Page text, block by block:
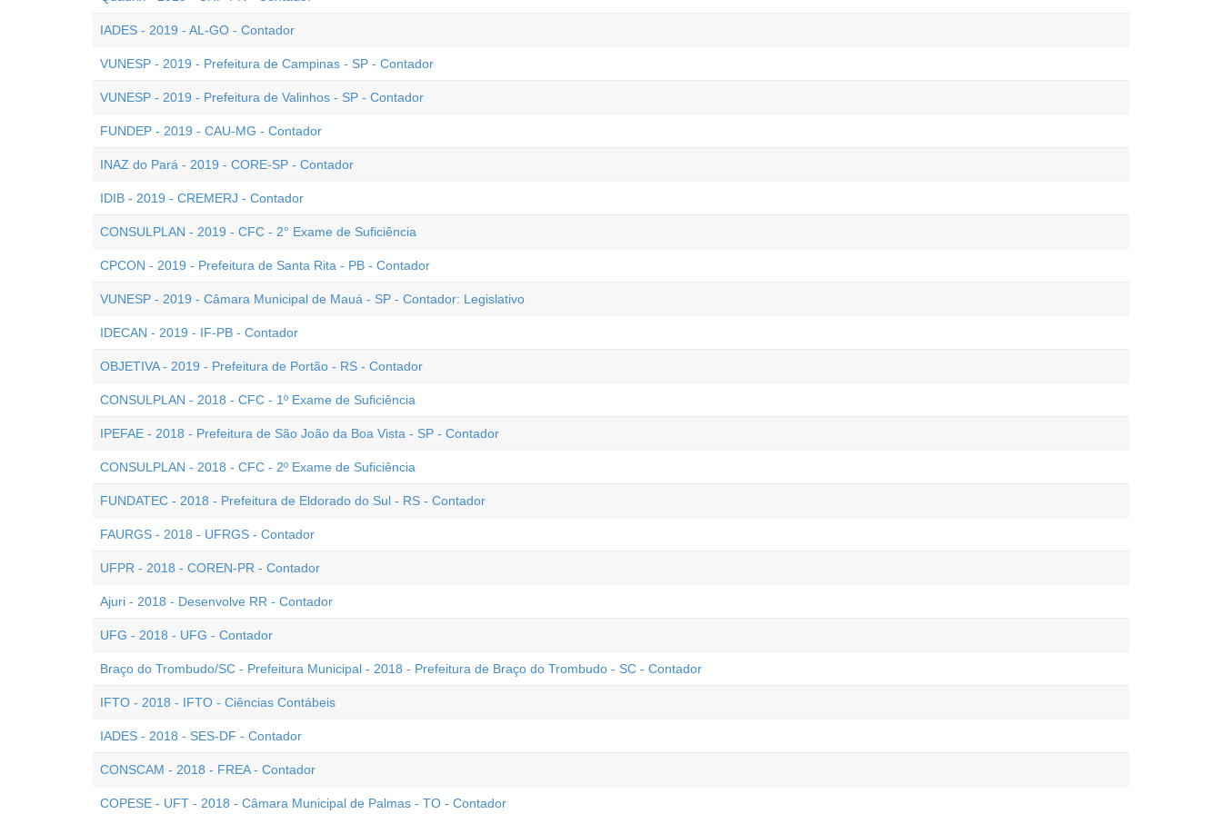
IADES - 2019 - AL-GO - Contador
VUNESP - 2019 - Prefeitura de Campinas - SP - Contador
VUNESP - 2019 - Prefeitura de Valinhos - SP - Contador
FUNDEP - 2019 - CAU-MG - Contador
INAZ do Pará - 2019 - CORE-SP - Contador
IDIB - 2019 - CREMERJ - Contador
CONSULPLAN - 2019 - CFC - 2° Exame de Suficiência
CPCON - 2019 - Prefeitura de Santa Rita - PB - Contador
VUNESP - 2019 - Câmara Municipal de Mauá - SP - Contador: Legislativo
IDECAN - 2019 - IF-PB - Contador
OBJETIVA - 2019 - Prefeitura de Portão - RS - Contador
CONSULPLAN - 2018 - CFC - 1º Exame de Suficiência
IPEFAE - 2018 - Prefeitura de São João da Boa Vista - SP - Contador
CONSULPLAN - 2018 - CFC - 2º Exame de Suficiência
FUNDATEC - 2018 - Prefeitura de Eldorado do Sul - RS - Contador
FAURGS - 2018 - UFRGS - Contador
UFPR - 2018 - COREN-PR - Contador
Ajuri - 2018 - Desenvolve RR - Contador
UFG - 2018 - UFG - Contador
Braço do Trombudo/SC - Prefeitura Municipal - 2018 - Prefeitura de Braço do Trombudo - SC - Contador
IFTO - 2018 - IFTO - Ciências Contábeis
IADES - 2018 - SES-DF - Contador
CONSCAM - 2018 - FREA - Contador
COPESE - UFT - 2018 - Câmara Municipal de Palmas - TO - Contador